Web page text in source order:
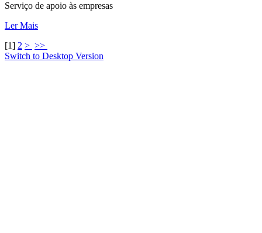
Serviço de apoio às empresas
Ler Mais
[1] 2 > >>
Switch to Desktop Version